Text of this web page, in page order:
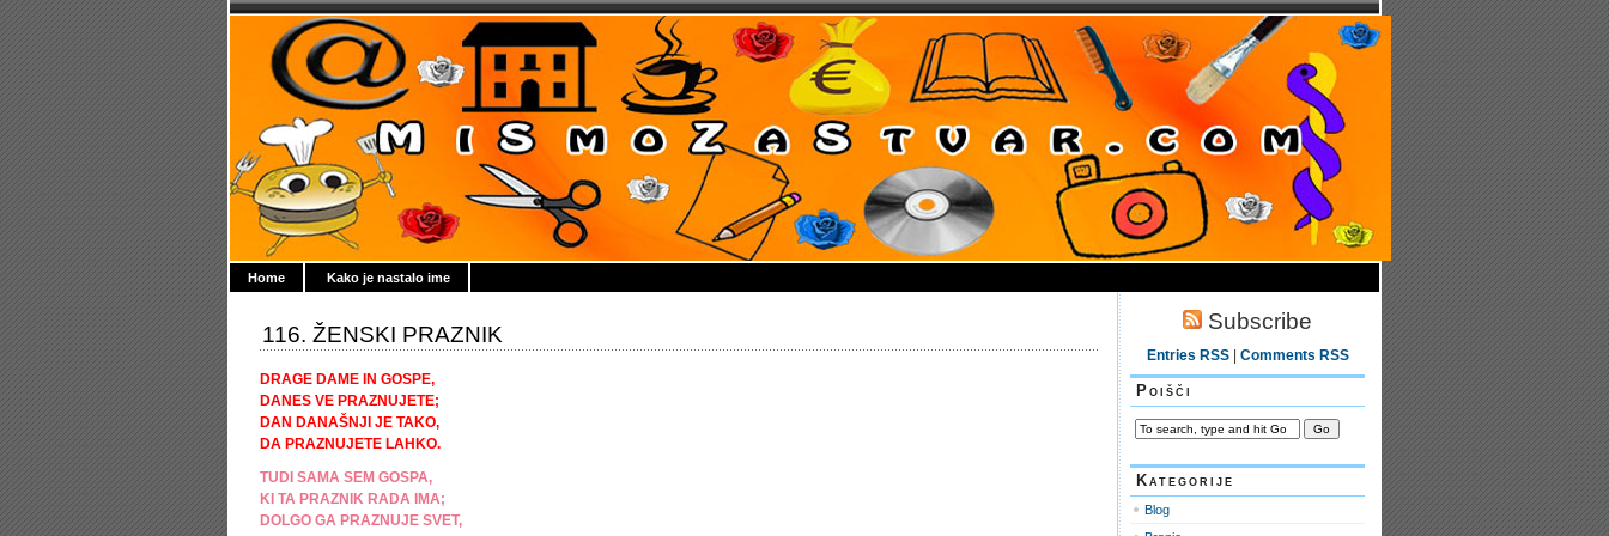
Home Kako je nastalo ime
116. ŽENSKI PRAZNIK
DRAGE DAME IN GOSPE,
DANES VE PRAZNUJETE;
DAN DANAŠNJI JE TAKO,
DA PRAZNUJETE LAHKO.
TUDI SAMA SEM GOSPA,
KI TA PRAZNIK RADA IMA;
DOLGO GA PRAZNUJE SVET,
Subscribe
Entries RSS| Comments RSS
Poišči
Kategorije
Blog